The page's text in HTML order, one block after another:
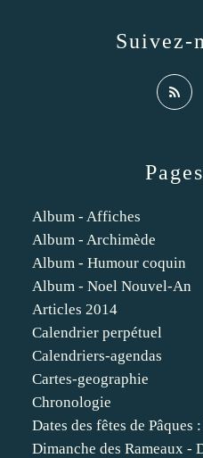
Pages
Album - Affiches
Album - Archimède
Album - Humour coquin
Album - Noel Nouvel-An
Articles 2014
Calendrier perpétuel
Calendriers-agendas
Cartes-geographie
Chronologie
Dates des fêtes de Pâques
Dimanche des Rameaux -
Suivez-